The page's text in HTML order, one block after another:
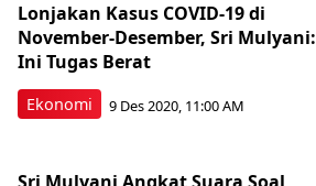
Ekonomi
Lonjakan Kasus COVID-19 di
November-Desember, Sri Mulyani:
Ini Tugas Berat
9 Des 2020, 11:00 AM